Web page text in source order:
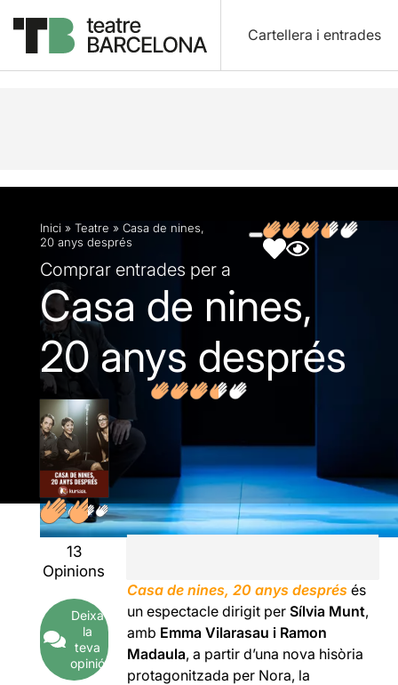
Cartellera i entrades
Descripció Fitxa artística Fotos i vídeos
Inici » Teatre » Casa de nines,
20 anys després
Comprar entrades per a
Casa de nines,
20 anys després
13
Opinions
Deixa
la
teva
opinió
Casa de nines, 20 anys després és
un espectacle dirigit perSílvia Munt,
amb Emma Vilarasau i Ramon
Madaula, a partir d’una nova hisòria
protagonitzada per Nora, la